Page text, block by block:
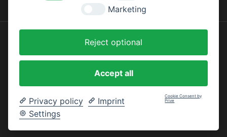
InStijl Media
Marketing
Reject optional
Accept all
Privacy policy
Imprint
Settings
Cookie Consent by
Prive